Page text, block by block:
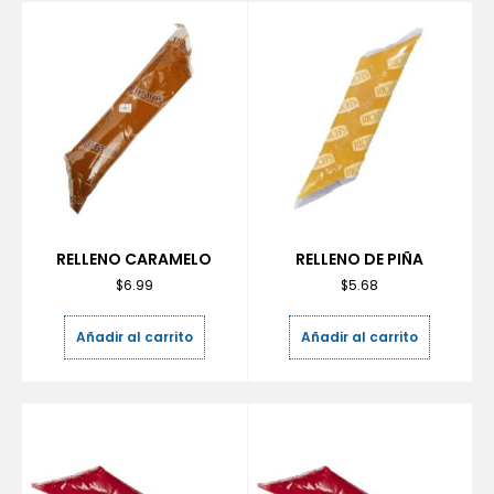
RELLENO CARAMELO
$6.99
Añadir al carrito
RELLENO DE PIÑA
$5.68
Añadir al carrito